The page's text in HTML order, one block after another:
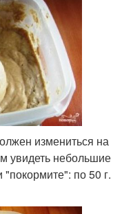
измениться на
увидеть небольшие
по 50 г.